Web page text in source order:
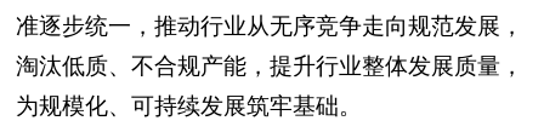
准逐步统一，推动行业从无序竞争走向规范发展，
淘汰低质、不合规产能，提升行业整体发展质量，
为规模化、可持续发展筑牢基础。